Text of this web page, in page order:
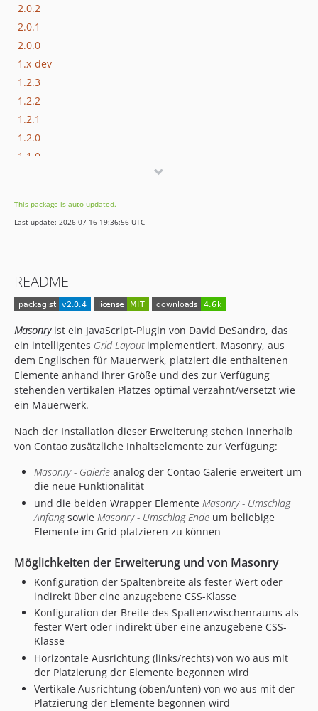
2.0.2
2.0.1
2.0.0
1.x-dev
1.2.3
1.2.2
1.2.1
1.2.0
1.1.0
dev-1.x-develop
This package is auto-updated.
Last update: 2026-07-16 19:36:56 UTC
README
Masonryist ein JavaScript-Plugin von David DeSandro, das
ein intelligentes Grid Layoutimplementiert. Masonry, aus
dem Englischen für Mauerwerk, platziert die enthaltenen
Elemente anhand ihrer Größe und des zur Verfügung
stehenden vertikalen Platzes optimal verzahnt/versetzt wie
ein Mauerwerk.
Nach der Installation dieser Erweiterung stehen innerhalb
von Contao zusätzliche Inhaltselemente zur Verfügung:
Masonry - Galerie analog der Contao Galerie erweitert um
die neue Funktionalität
und die beiden Wrapper Elemente Masonry - Umschlag
Anfangsowie Masonry - Umschlag Ende um beliebige
Elemente im Grid platzieren zu können
Möglichkeiten der Erweiterung und von Masonry
Konfiguration der Spaltenbreite als fester Wert oder
indirekt über eine anzugebene CSS-Klasse
Konfiguration der Breite des Spaltenzwischenraums als
fester Wert oder indirekt über eine anzugebene CSS-
Klasse
Horizontale Ausrichtung (links/rechts) von wo aus mit
der Platzierung der Elemente begonnen wird
Vertikale Ausrichtung (oben/unten) von wo aus mit der
Platzierung der Elemente begonnen wird